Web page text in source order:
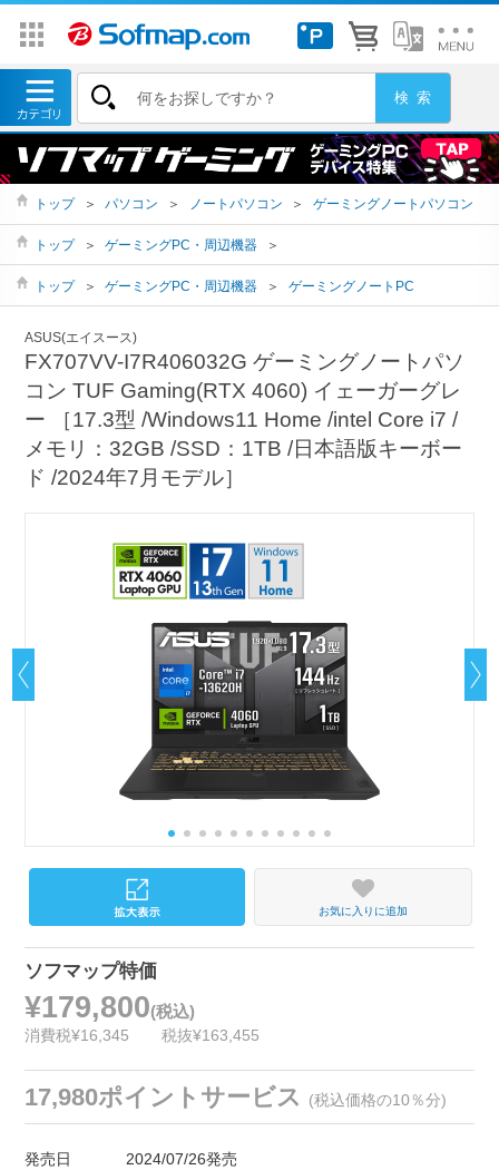
トップ ＞ パソコン ＞ ノートパソコン ＞ ゲーミングノートパソコン
トップ ＞ ゲーミングPC・周辺機器 ＞
トップ ＞ ゲーミングPC・周辺機器 ＞ ゲーミングノートPC
ASUS(エイスース)
FX707VV-I7R406032G ゲーミングノートパソ
コン TUF Gaming(RTX 4060) イェーガーグレ
ー ［17.3型 /Windows11 Home /intel Core i7 /
メモリ：32GB /SSD：1TB /日本語版キーボー
ド /2024年7月モデル］
お気に入りに追加
ソフマップ特価
¥179,800(税込)
消費税¥16,345 税抜¥163,455
17,980ポイントサービス (税込価格の10％分)
発売日 2024/07/26発売